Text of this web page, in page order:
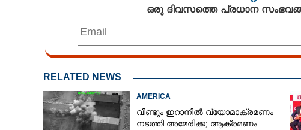
ഒരു ദിവസത്തെ പ്രധാന
RELATED NEWS
AMERICA
വീണ്ടും ഇറാനിൽ വ്യോമാക്രമണം
നടത്തി അമേരിക്ക; ആക്രമണം